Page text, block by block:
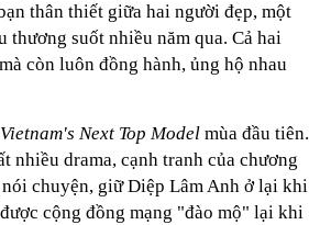
thân thiết giữa hai người đẹp, một
thương suốt nhiều năm qua. Cả hai
còn luôn đồng hành, ủng hộ nhau
Vietnam's Next Top Model mùa đầu tiên.
nhiều drama, cạnh tranh của chương
chuyện, giữ Diệp Lâm Anh ở lại khi
cộng đồng mạng "đào mộ" lại khi